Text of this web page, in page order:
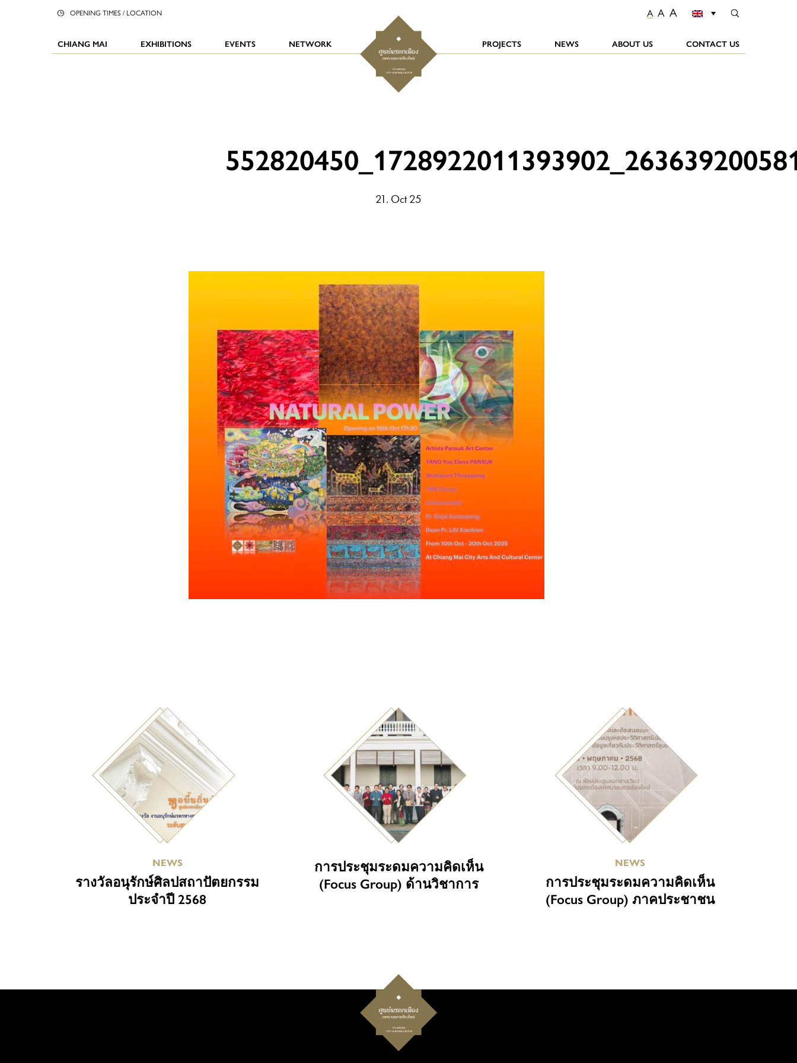
OPENING TIMES / LOCATION A A A
CHIANG MAI EXHIBITIONS EVENTS NETWORK CONTACT US
ABOUT US
NEWS
PROJECTS
21. Oct 25
NEWS
รางวัลอนุรักษ์ศิลปสถาปัตยกรรม
ประจำปี 2568
การประชุมระดมความคิดเห็น
(Focus Group) ด้านวิชาการ
NEWS
การประชุมระดมความคิดเห็น
(Focus Group) ภาคประชาชน